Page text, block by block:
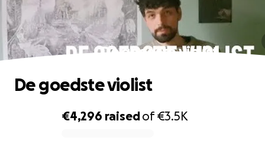
De goedste violist
€4,296 raisedof€3.5K
De goedste violist